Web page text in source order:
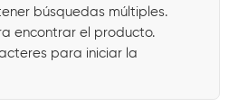
búsquedas múltiples.
encontrar el producto.
para iniciar la